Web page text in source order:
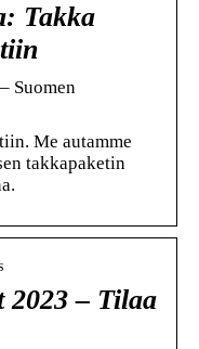
Takka
Suomen
Me autamme
takkapaketin
2023 – Tilaa